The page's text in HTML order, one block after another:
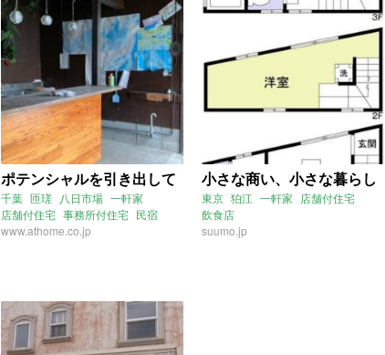
ポテンシャルを引き出して
千葉 匝瑳 八日市場 一軒家
店舗付住宅 事務所付住宅 民宿
飲食店 店舗 事務所
www.athome.co.jp
小さな商い、小さな暮らし
東京 狛江 一軒家
店舗付住宅
飲食店
suumo.jp